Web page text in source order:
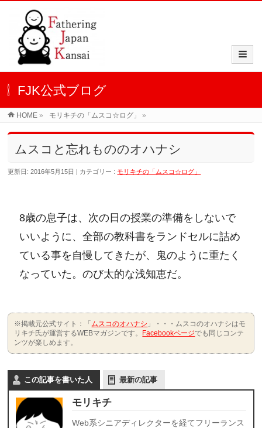
FJK公式ブログ
HOME » モリキチの「ムスコ☆ログ」 »
ムスコと忘れもののオハナシ
更新日: 2016年5月15日 カテゴリー :モリキチの「ムスコ☆ログ」
8歳の息子は、次の日の授業の準備をしないで
いいように、全部の教科書をランドセルに詰め
ている事を自慢してきたが、鬼のように重たく
なっていた。のび太的な浅知恵だ。
※掲載元公式サイト：「 ムスコのオハナシ 」・・・ムスコのオハナシはモ
リキチ氏が運営するWEBマガジンです。
Facebookページでも同じコンテ
ンツが楽しめます。
この記事を書いた人 最新の記事
モリキチ
Web系シニアディレクターを経てフリーランス